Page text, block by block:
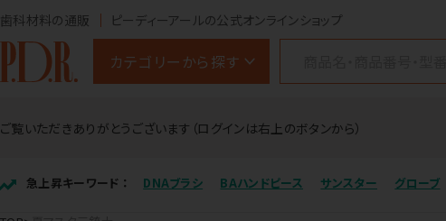
歯科材料の通販 ピーディーアールの公式オンラインショップ
カテゴリーから探す
ご覧いただきありがとうございます（ログインは右上のボタンから）
急上昇キーワード ： DNAブラシ BAハンドピース サンスター グローブ